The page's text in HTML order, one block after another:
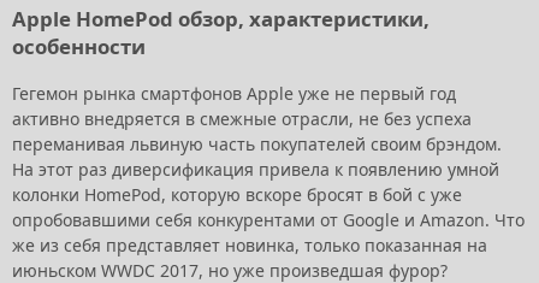
Apple HomePod обзор, характеристики,
особенности
Гегемон рынка смартфонов Apple уже не первый год
активно внедряется в смежные отрасли, не без успеха
переманивая львиную часть покупателей своим брэндом.
На этот раз диверсификация привела к появлению умной
колонки HomePod, которую вскоре бросят в бой с уже
опробовавшими себя конкурентами от Google и Amazon. Что
же из себя представляет новинка, только показанная на
июньском WWDC 2017, но уже произведшая фурор?